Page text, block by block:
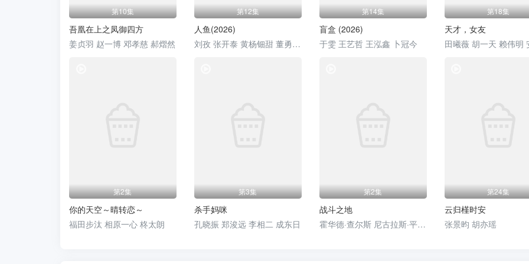
第10集
吾凰在上之凤御四方
姜贞羽 赵一博 邓孝慈 郝熠然
第12集
人鱼(2026)
刘孜 张开泰 黄杨钿甜 董勇 张帆 陈创 何思甜 张棪琰 罗海琼 是安 赵健 段钰 董向荣 薛佳凝 方晓东 李庆誉 张译文
第14集
盲盒 (2026)
于雯 王艺哲 王泓鑫 卜冠今
第18集
天才，女友
田曦薇 胡一天 赖伟明
第2集
你的天空～晴转恋～
福田步汰 相原一心 柊太朗
第3集
杀手妈咪
孔晓振 郑浚远 李相二 成东日
第2集
战斗之地
霍华德·查尔斯 尼古拉斯·平诺克
第24集
云归槿时安
张景昀 胡亦瑶